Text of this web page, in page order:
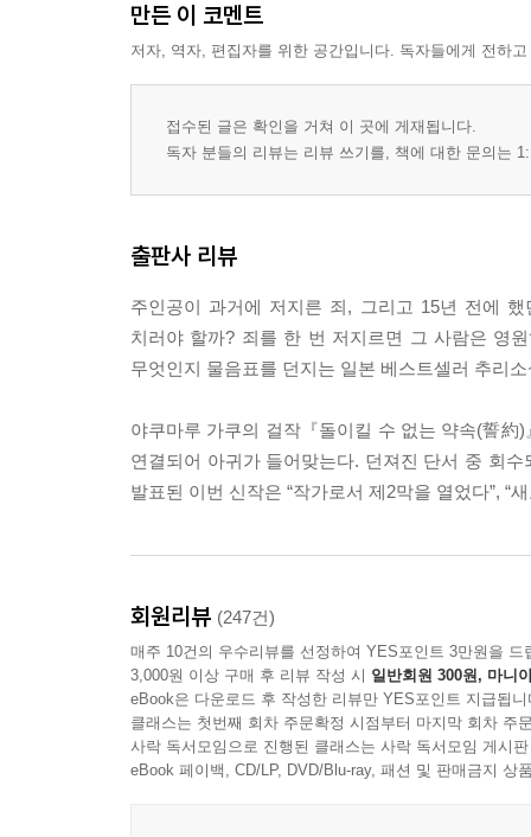
만든 이 코멘트
저자, 역자, 편집자를 위한 공간입니다. 독자들에게 전하
접수된 글은 확인을 거쳐 이 곳에 게재됩니다.
독자 분들의 리뷰는 리뷰 쓰기를, 책에 대한 문의는
출판사 리뷰
주인공이 과거에 저지른 죄, 그리고 15년 전에
치러야 할까? 죄를 한 번 저지르면 그 사람은 영
무엇인지 물음표를 던지는 일본 베스트셀러 추리소
야쿠마루 가쿠의 걸작『돌이킬 수 없는 약속(誓
연결되어 아귀가 들어맞는다. 던져진 단서 중 회
발표된 이번 신작은 “작가로서 제2막을 열었다”, “
회원리뷰 (247건)
매주 10건의 우수리뷰를 선정하여 YES포인트 3만원을 드
3,000원 이상 구매 후 리뷰 작성 시 일반회원 300원, 마니
eBook은 다운로드 후 작성한 리뷰만 YES포인트 지급됩니
클래스는 첫번째 회차 주문확정 시점부터 마지막 회차 주
사락 독서모임으로 진행된 클래스는 사락 독서모임 게시
eBook 페이백, CD/LP, DVD/Blu-ray, 패션 및 판매금지 상